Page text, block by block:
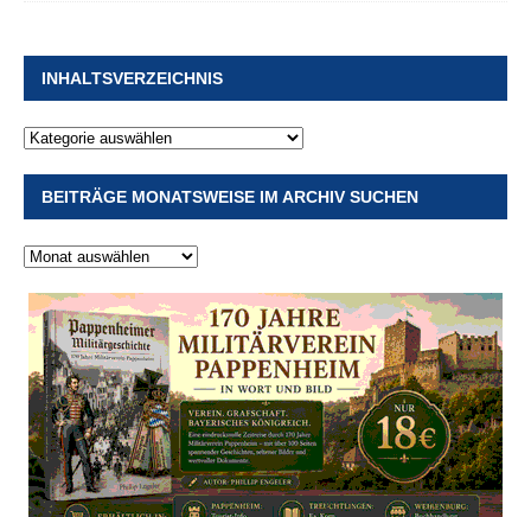
INHALTSVERZEICHNIS
BEITRÄGE MONATSWEISE IM ARCHIV SUCHEN